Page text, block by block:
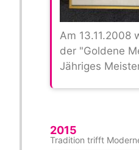
Am 13.11.2008
der "Goldene
Jähriges
2015
Tradition trifft